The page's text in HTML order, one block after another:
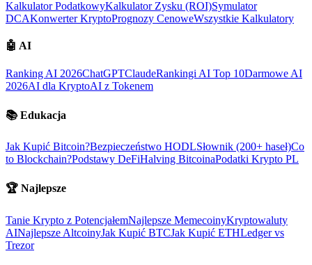
Kalkulator PodatkowyKalkulator Zysku (ROI)Symulator
DCAKonwerter KryptoPrognozy CenoweWszystkie Kalkulatory
🤖 AI
Ranking AI 2026ChatGPTClaudeRankingi AI Top 10Darmowe AI
2026AI dla KryptoAI z Tokenem
📚 Edukacja
Jak Kupić Bitcoin?Bezpieczeństwo HODLSłownik (200+ haseł)Co
to Blockchain?Podstawy DeFiHalving BitcoinaPodatki Krypto PL
🏆 Najlepsze
Tanie Krypto z PotencjałemNajlepsze MemecoinyKryptowaluty
AINajlepsze AltcoinyJak Kupić BTCJak Kupić ETHLedger vs
Trezor